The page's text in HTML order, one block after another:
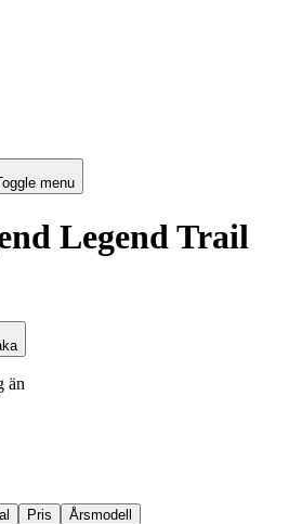
menu
Legend Trail
än
Pris Årsmodell